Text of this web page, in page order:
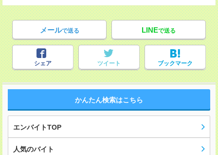
メールで送る LINEで送る
シェア ツイート ブックマーク
かんたん検索はこちら
エンバイトTOP
人気のバイト